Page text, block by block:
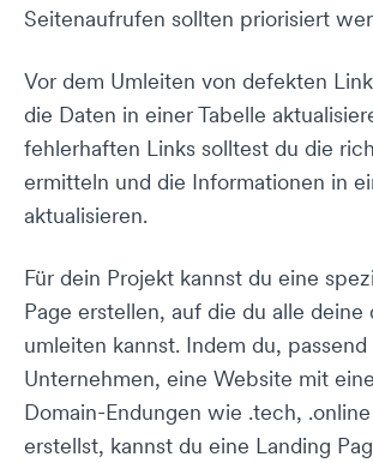
Seitenaufrufen sollten priorisiert
Vor dem Umleiten von defekten
die Daten in einer Tabelle
fehlerhaften Links solltest du die
ermitteln und die Informationen in
aktualisieren.
Für dein Projekt kannst du eine
Page erstellen, auf die du alle
umleiten kannst. Indem du,
Unternehmen, eine Website mit
Domain-Endungen wie .tech,
erstellst, kannst du eine Landing